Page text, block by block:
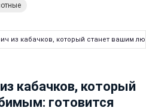
из кабачков, который станет вашим
кабачков, который
готовится